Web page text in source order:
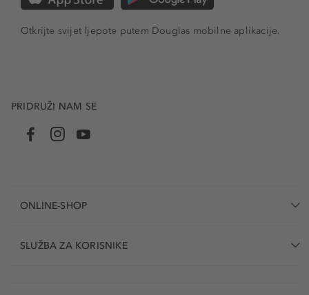
Otkrijte svijet ljepote putem Douglas mobilne aplikacije.
PRIDRUŽI NAM SE
ONLINE-SHOP
SLUŽBA ZA KORISNIKE